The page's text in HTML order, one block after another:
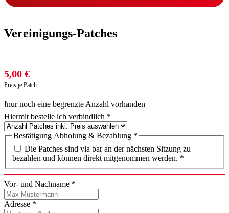
Vereinigungs-Patches
5,00 €
Preis je Patch
❗nur noch eine begrenzte Anzahl vorhanden
Hiermit bestelle ich verbindlich *
Bestätigung Abholung & Bezahlung *
Die Patches sind via bar an der nächsten Sitzung zu
bezahlen und können direkt mitgenommen werden. *
Vor- und Nachname *
Adresse *